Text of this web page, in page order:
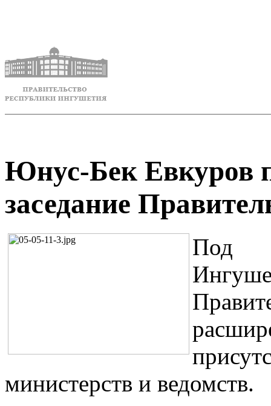
Юнус-Бек Евкуров
заседание
Под
министерств и ведомств.